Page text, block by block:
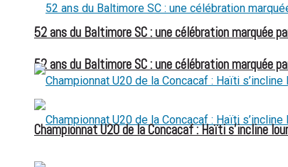
52 ans du Baltimore SC : une célébration marquée
52 ans du Baltimore SC : une célébration marquée
Championnat U20 de la Concacaf : Haïti s’incline